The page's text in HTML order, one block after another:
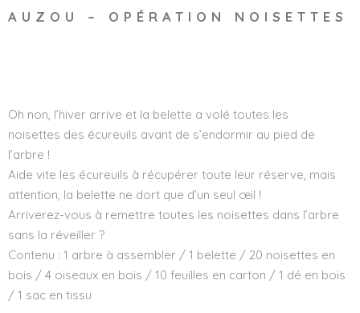
AUZOU – OPÉRATION NOISETTES
Oh non, l’hiver arrive et la belette a volé toutes les
noisettes des écureuils avant de s’endormir au pied de
l’arbre !
Aide vite les écureuils à récupérer toute leur réserve, mais
attention, la belette ne dort que d’un seul œil !
Arriverez-vous à remettre toutes les noisettes dans l’arbre
sans la réveiller ?
Contenu : 1 arbre à assembler / 1 belette / 20 noisettes en
bois / 4 oiseaux en bois / 10 feuilles en carton / 1 dé en bois
/ 1 sac en tissu